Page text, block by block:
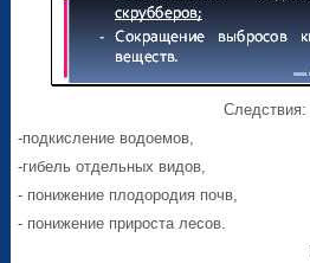
Следствия:
-подкисление водоемов,
-гибель отдельных видов,
- понижение плодородия почв,
- понижение прироста лесов.